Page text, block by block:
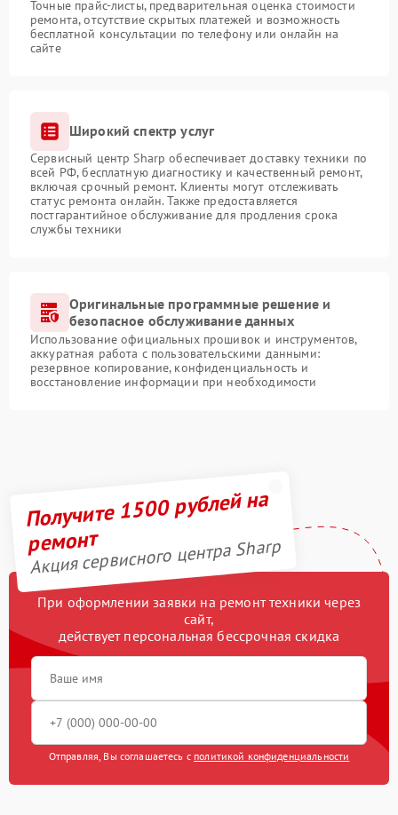
Точные прайс-листы, предварительная оценка стоимости
ремонта, отсутствие скрытых платежей и возможность
бесплатной консультации по телефону или онлайн на
сайте
Широкий спектр услуг
Сервисный центр Sharp обеспечивает доставку техники по
всей РФ, бесплатную диагностику и качественный ремонт,
включая срочный ремонт. Клиенты могут отслеживать
статус ремонта онлайн. Также предоставляется
постгарантийное обслуживание для продления срока
службы техники
Оригинальные программные решение и
безопасное обслуживание данных
Использование официальных прошивок и инструментов,
аккуратная работа с пользовательскими данными:
резервное копирование, конфиденциальность и
восстановление информации при необходимости
Получите 1500 рублей на
ремонт
Акция сервисного центра Sharp
При оформлении заявки на ремонт техники через
сайт,
действует персональная бессрочная скидка
Отправляя, Вы соглашаетесь с политикой конфиденциальности